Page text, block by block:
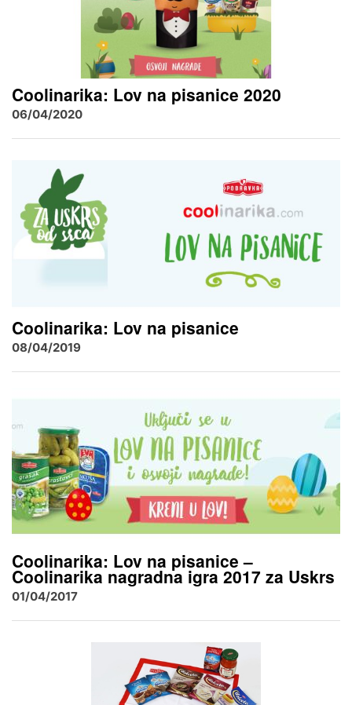
Coolinarika: Lov na pisanice 2020
06/04/2020
Coolinarika: Lov na pisanice
08/04/2019
Coolinarika: Lov na pisanice –
Coolinarika nagradna igra 2017 za Uskrs
01/04/2017